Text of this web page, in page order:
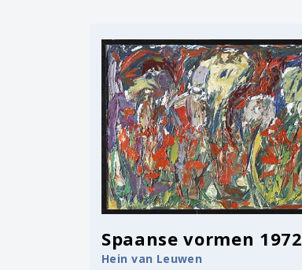
Spaanse vormen 1972
Hein van Leuwen